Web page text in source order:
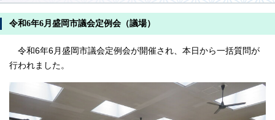
令和6年6月盛岡市議会定例会（議場）
令和6年6月盛岡市議会定例会が開催され、本日から一括質問が
行われました。